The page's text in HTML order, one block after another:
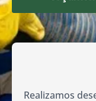
Realizamos